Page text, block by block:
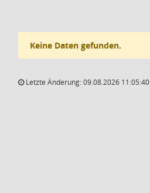
Keine Daten gefunden.
Letzte Änderung: 09.08.2026 11:05:40